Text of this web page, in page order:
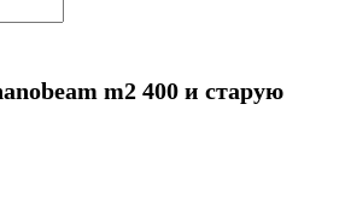
m2 400 и старую